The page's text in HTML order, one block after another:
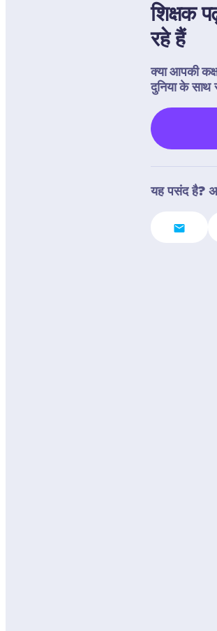
शिक्षक
रहे हैं
क्या आपकी
दुनिया के साथ
यह पसंद है?